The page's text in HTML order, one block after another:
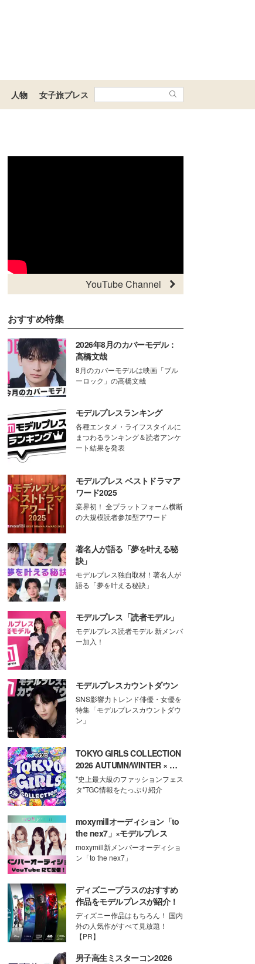
人物 女子旅プレス
YouTube Channel
おすすめ特集
2026年8月のカバーモデル：
高橋文哉
8月のカバーモデルは映画「ブル
ーロック」の高橋文哉
モデルプレスランキング
各種エンタメ・ライフスタイルに
まつわるランキング＆読者アンケ
ート結果を発表
モデルプレス ベストドラマア
ワード2025
業界初！ 全プラットフォーム横断
の大規模読者参加型アワード
著名人が語る「夢を叶える秘
訣」
モデルプレス独自取材！著名人が
語る「夢を叶える秘訣」
モデルプレス「読者モデル」
モデルプレス読者モデル 新メンバ
ー加入！
モデルプレスカウントダウン
SNS影響力トレンド俳優・女優を
特集「モデルプレスカウントダウ
ン」
TOKYO GIRLS COLLECTION
2026 AUTUMN/WINTER × モ
デルプレス
"史上最大級のファッションフェス
タ"TGC情報をたっぷり紹介
moxymillオーディション「to
the nex7」×モデルプレス
moxymill新メンバーオーディショ
ン「to the nex7」
ディズニープラスのおすすめ
作品をモデルプレスが紹介！
ディズニー作品はもちろん！ 国内
外の人気作がすべて見放題！
【PR】
男子高生ミスターコン2026